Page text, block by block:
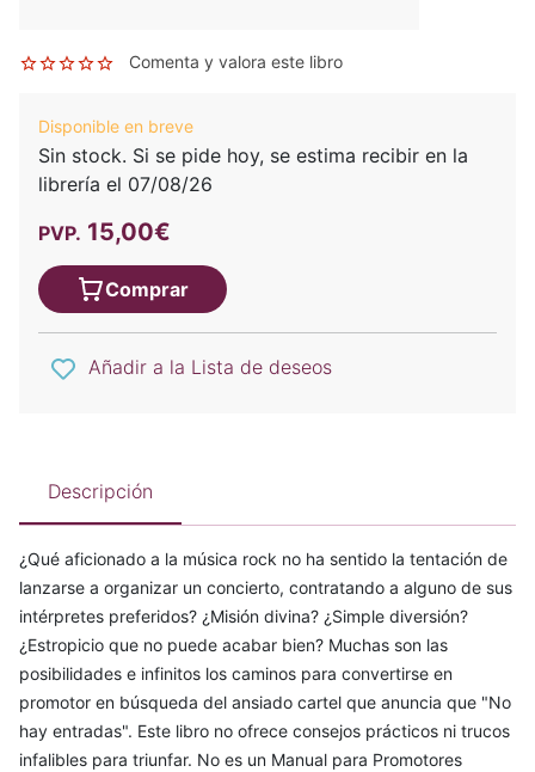
Comenta y valora este libro
Disponible en breve
Sin stock. Si se pide hoy, se estima recibir en la
librería el 07/08/26
PVP. 15,00€
Comprar
Añadir a la Lista de deseos
Descripción
¿Qué aficionado a la música rock no ha sentido la tentación de
lanzarse a organizar un concierto, contratando a alguno de sus
intérpretes preferidos? ¿Misión divina? ¿Simple diversión?
¿Estropicio que no puede acabar bien? Muchas son las
posibilidades e infinitos los caminos para convertirse en
promotor en búsqueda del ansiado cartel que anuncia que "No
hay entradas". Este libro no ofrece consejos prácticos ni trucos
infalibles para triunfar. No es un Manual para Promotores